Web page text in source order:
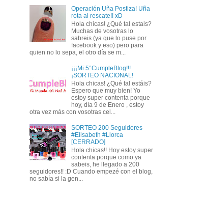
Operación Uña Postiza! Uña
rota al rescate!! xD
Hola chicas! ¿Qué tal estais?
Muchas de vosotras lo
sabreis (ya que lo puse por
facebook y eso) pero para
quien no lo sepa, el otro día se m...
¡¡¡Mi 5°CumpleBlog!!!
¡SORTEO NACIONAL!
Hola chicas! ¿Qué tal estáis?
Espero que muy bien! Yo
estoy super contenta porque
hoy, día 9 de Enero , estoy
otra vez más con vosotras cel...
SORTEO 200 Seguidores
#Elisabeth #Llorca
[CERRADO]
Hola chicas!! Hoy estoy super
contenta porque como ya
sabeis, he llegado a 200
seguidores!! :D Cuando empezé con el blog,
no sabía si la gen...